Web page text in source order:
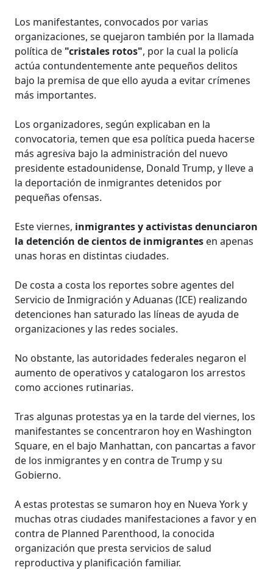
Los manifestantes, convocados por varias
organizaciones, se quejaron también por la llamada
política de "cristales rotos", por la cual la policía
actúa contundentemente ante pequeños delitos
bajo la premisa de que ello ayuda a evitar crímenes
más importantes.
Los organizadores, según explicaban en la
convocatoria, temen que esa política pueda hacerse
más agresiva bajo la administración del nuevo
presidente estadounidense, Donald Trump, y lleve a
la deportación de inmigrantes detenidos por
pequeñas ofensas.
Este viernes, inmigrantes y activistas denunciaron
la detención de cientos de inmigrantes en apenas
unas horas en distintas ciudades.
De costa a costa los reportes sobre agentes del
Servicio de Inmigración y Aduanas (ICE) realizando
detenciones han saturado las líneas de ayuda de
organizaciones y las redes sociales.
No obstante, las autoridades federales negaron el
aumento de operativos y catalogaron los arrestos
como acciones rutinarias.
Tras algunas protestas ya en la tarde del viernes, los
manifestantes se concentraron hoy en Washington
Square, en el bajo Manhattan, con pancartas a favor
de los inmigrantes y en contra de Trump y su
Gobierno.
A estas protestas se sumaron hoy en Nueva York y
muchas otras ciudades manifestaciones a favor y en
contra de Planned Parenthood, la conocida
organización que presta servicios de salud
reproductiva y planificación familiar.